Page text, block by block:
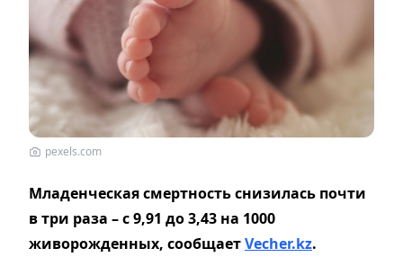
pexels.com
Младенческая смертность снизилась почти
в три раза – с 9,91 до 3,43 на 1000
живорожденных, сообщаетVecher.kz.